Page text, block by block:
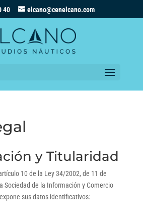
40 elcano@cenelcano.com
y Titularidad
10 de la Ley 34/2002, de 11 de
Sociedad de la Información y Comercio
sus datos identificativos: